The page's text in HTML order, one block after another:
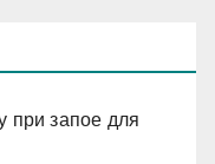
при запое для